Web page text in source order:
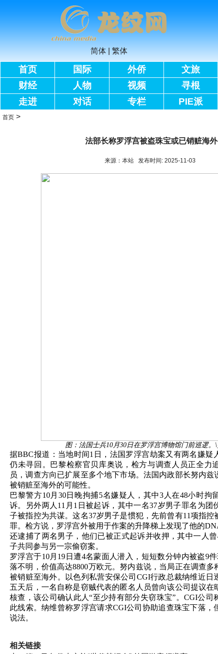
简体 繁体
首页 国际 外侨
文旅
财经
人物 视频
寻根
走进
对话 专栏 PIE派
首页 >
法部长称罗浮宫被盗珠宝或已销赃海外
来源：本站 发布时间: 2025-11-03
图：法国士兵10月30日在罗浮宫博物馆门前巡逻。
据BBC报道：当地时间1日，法国罗浮宫劫案又有两名嫌疑
仍未寻回。巴黎检察官贝库奥说，检方与调查人员正全力
员，调查方向已扩展至多个地下市场。法国内政部长努内兹
被销赃至海外的可能性。
巴黎警方10月30日晚拘捕5名嫌疑人，其中3人在48小时拘
诉。另外两人11月1日被起诉，其中一名37岁男子罪名为团
子被指控为共谋。这名37岁男子是惯犯，先前曾有11项指控
罪。检方说，罗浮宫外被用于作案的升降梯上发现了他的
还逮捕了两名男子，他们已被正式起诉并收押，其中一人
子共同参与另一宗偷窃案。
罗浮宫于10月19日遭4名蒙面人潜入，短短数分钟内被盗9
落不明，价值高达8800万欧元。努内兹说，当局正在调查多
被销赃至海外。以色列私营安保公司CGI行政总裁纳维近日
五天后，一名自称是窃贼代表的匿名人员曾向该公司提议在
核查，该公司确认此人“至少持有部分失窃珠宝”。CGI公司
此线索。纳维曾称罗浮宫请求CGI公司协助追查珠宝下落，
说法。
相关链接